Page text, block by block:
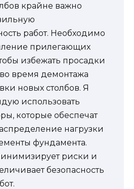
крайне важно
работ. Необходимо
прилегающих
избежать просадки
время демонтажа
новых столбов. Я
использовать
которые обеспечат
нагрузки
фундамента.
риски и
безопасность